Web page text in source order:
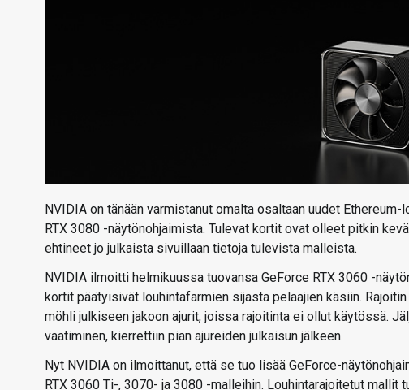
NVIDIA on tänään varmistanut omalta osaltaan uudet
RTX 3080 -näytönohjaimista. Tulevat kortit ovat olleet pitkin
ehtineet jo julkaista sivuillaan tietoja tulevista malleista.
NVIDIA ilmoitti helmikuussa tuovansa GeForce RTX 3060 -
kortit päätyisivät louhintafarmien sijasta pelaajien käsiin.
möhli julkiseen jakoon ajurit, joissa rajoitinta ei ollut käytössä.
vaatiminen, kierrettiin pian ajureiden julkaisun jälkeen.
Nyt NVIDIA on ilmoittanut, että se tuo lisää GeForce-
RTX 3060 Ti-, 3070- ja 3080 -malleihin. Louhintarajoitetut